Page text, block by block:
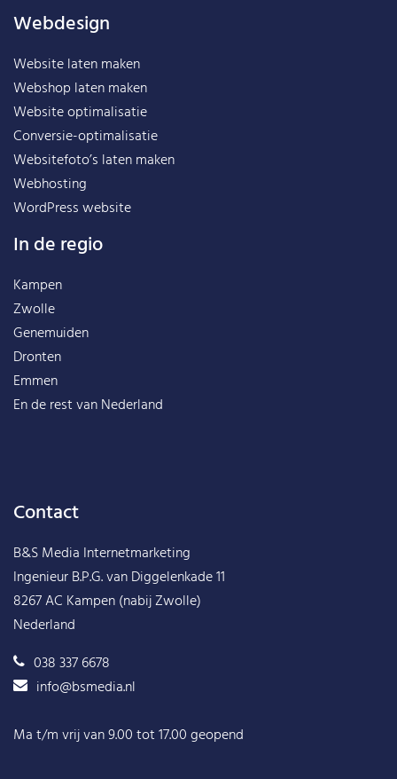
Webdesign
Website laten maken
Webshop laten maken
Website optimalisatie
Conversie-optimalisatie
Websitefoto’s laten maken
Webhosting
WordPress website
In de regio
Kampen
Zwolle
Genemuiden
Dronten
Emmen
En de rest vanNederland
Contact
B&S Media Internetmarketing
Ingenieur B.P.G. van Diggelenkade 11
8267 AC Kampen (nabij Zwolle)
Nederland
038 337 6678
info@bsmedia.nl
Ma t/m vrij van 9.00 tot 17.00 geopend